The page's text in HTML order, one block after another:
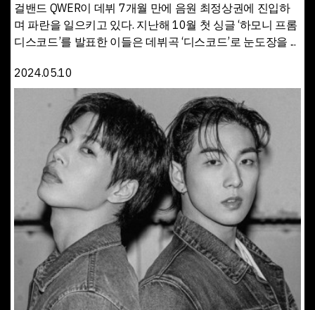
걸밴드 QWER이 데뷔 7개월 만에 음원 최정상권에 진입하
며 파란을 일으키고 있다. 지난해 10월 첫 싱글 ‘하모니 프롬
디스코드’를 발표한 이들은 데뷔곡 ‘디스코드’로 눈도장을 ...
2024.05.10